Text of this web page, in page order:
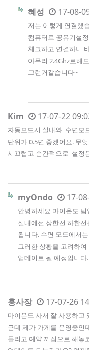
혜성 17-08-
저는 이렇게 연결했
컴퓨터로 공유기설
체크하고 연결하니
아무리 2.4Ghz로해
그런거같습니다~
Kim 17-07-22
자동모드시 실내와 수면모
단위가 0.5면 좋겠어요. 무
시끄럽고 순간적으로 설정
myOndo 17-
안녕하세요 마이온도 팀
실내에선 상한선 하한
됩니다. 수면 모드에서
그러한 상황을 고려하
업데이트 될 예정입니다.
홍사장 17-07-26
마이온도 사서 잘 사용하고
근데 제가 가게를 운영중인
돌리고 예약 꺼짐으로 해놓